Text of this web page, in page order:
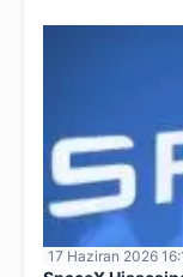
17 Haziran 2026